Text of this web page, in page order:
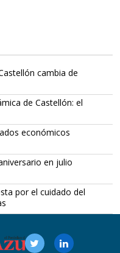
cambia de
de Castellón: el
económicos
en julio
por el cuidado del